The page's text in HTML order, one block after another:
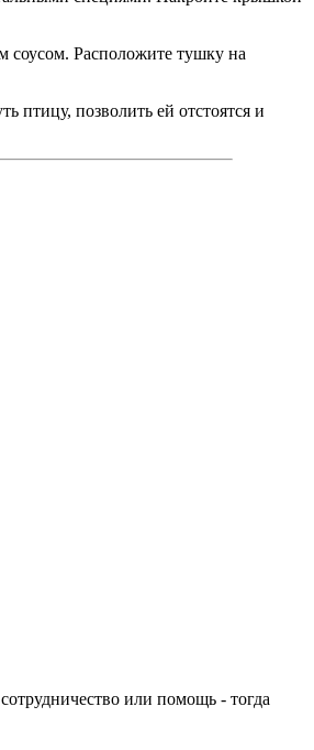
соусом. Расположите тушку на
птицу, позволить ей отстоятся и
или помощь - тогда